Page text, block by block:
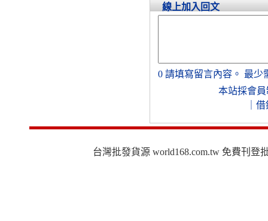
線上加入回文
0 請填寫留言內容。 最少
本站採會員
借
台灣批發貨源 world168.com.tw 免費刊登